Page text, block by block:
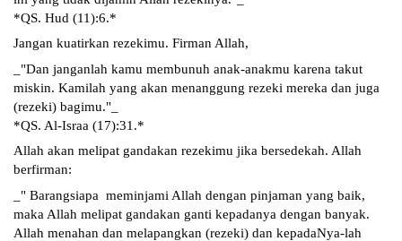
*QS. Hud (11):6.*
Jangan kuatirkan rezekimu. Firman Allah,
_"Dan janganlah kamu membunuh anak-anakmu karena takut
miskin. Kamilah yang akan menanggung rezeki mereka dan juga
(rezeki) bagimu."_
*QS. Al-Israa (17):31.*
Allah akan melipat gandakan rezekimu jika bersedekah. Allah
berfirman:
_" Barangsiapa  meminjami Allah dengan pinjaman yang baik,
maka Allah melipat gandakan ganti kepadanya dengan banyak.
Allah menahan dan melapangkan (rezeki) dan kepadaNya-lah